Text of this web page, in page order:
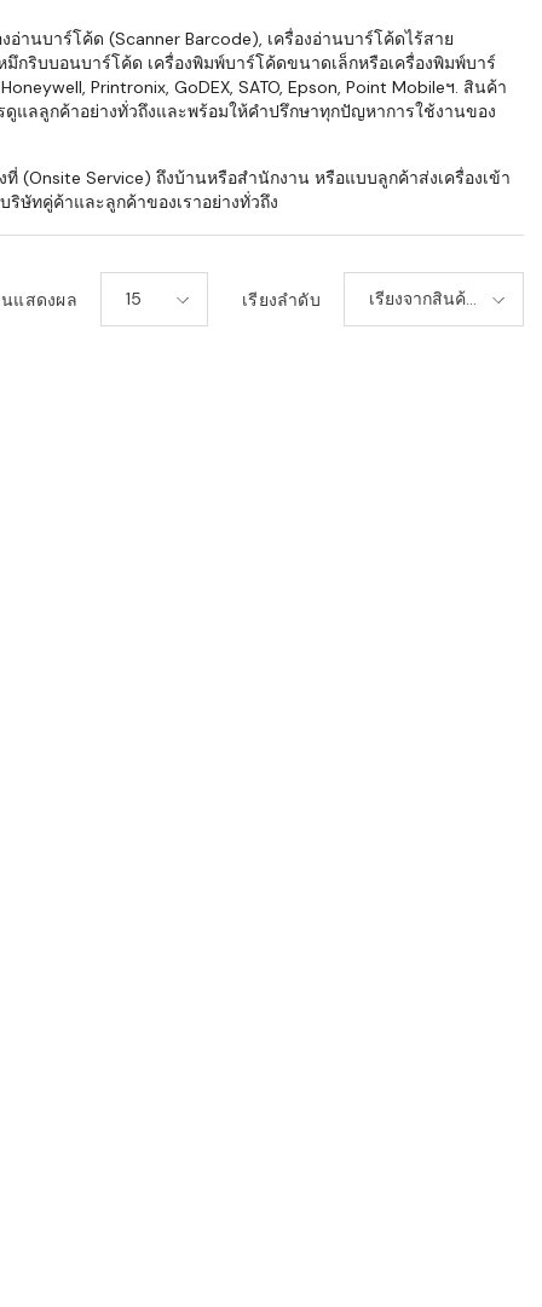
านบาร์โค้ด (Scanner Barcode), เครื่องอ่านบาร์โค้ดไร้สาย
กริบบอนบาร์โค้ด เครื่องพิมพ์บาร์โค้ดขนาดเล็กหรือเครื่องพิมพ์บาร์
Printronix, GoDEX, SATO, Epson, Point Mobileฯ. สินค้า
แลลูกค้าอย่างทั่วถึงและพร้อมให้คำปรึกษาทุกปัญหาการใช้งานของ
(Onsite Service) ถึงบ้านหรือสำนักงาน หรือแบบลูกค้าส่งเครื่องเข้า
ษัทคู่ค้าและลูกค้าของเราอย่างทั่วถึง
แสดงผล 15 เรียงลำดับ
เรียงจากสินค้า
เก่า-ใหม่